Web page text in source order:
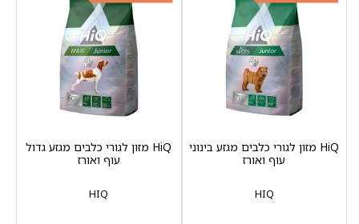
HIQ
HiQ מזון לגורי כלבים מגזע בינוני
עוף ואורז
HIQ
HiQ מזון לגורי כלבים מגזע גדול
עוף ואורז